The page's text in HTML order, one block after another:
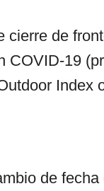
de
19
de